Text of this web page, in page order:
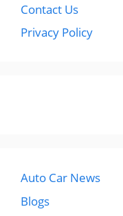
Contact Us
Privacy Policy
Auto Car News
Blogs